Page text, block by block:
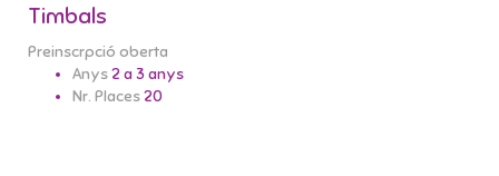
Timbals
Preinscrpció oberta
Anys2 a 3 anys
Nr. Places20